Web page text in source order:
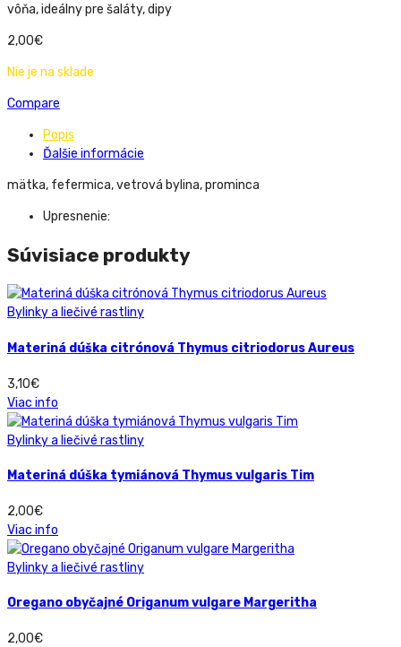
vôňa, ideálny pre šaláty, dipy
2,00€
Nie je na sklade
Compare
Popis
Ďalšie informácie
mätka, fefermica, vetrová bylina, prominca
Upresnenie:
Súvisiace produkty
Bylinky a liečivé rastliny
Materiná dúška citrónová Thymus citriodorus Aureus
3,10€
Viac info
Bylinky a liečivé rastliny
Materiná dúška tymiánová Thymus vulgaris Tim
2,00€
Viac info
Bylinky a liečivé rastliny
Oregano obyčajné Origanum vulgare Margeritha
2,00€